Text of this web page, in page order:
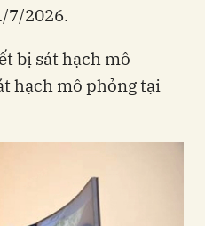
7/2026.
bị sát hạch mô
hạch mô phỏng tại